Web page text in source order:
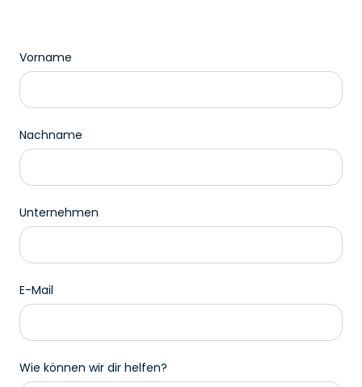
Vorname
Nachname
Unternehmen
E-Mail
Wie können wir dir helfen?